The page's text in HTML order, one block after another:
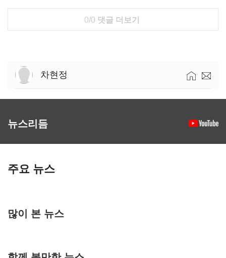
0/0 댓글 더보기
차현정
뉴스리듬
주요 뉴스
많이 본 뉴스